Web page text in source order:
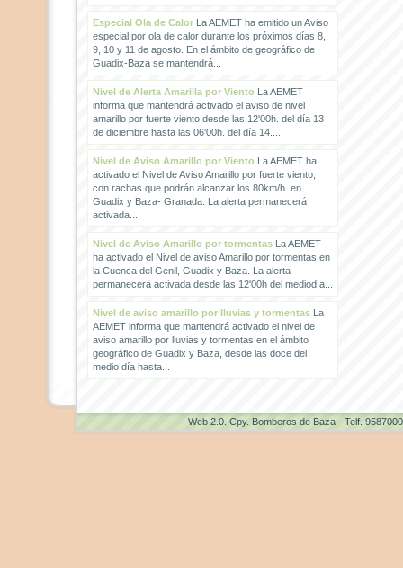
Especial Ola de CalorLa AEMET ha emitido un Aviso
especial por ola de calor durante los próximos días 8,
9, 10 y 11 de agosto. En el ámbito de geográfico de
Guadix-Baza se mantendrá...
Nivel de Alerta Amarilla por VientoLa AEMET
informa que mantendrá activado el aviso de nivel
amarillo por fuerte viento desde las 12'00h. del día 13
de diciembre hasta las 06'00h. del día 14....
Nivel de Aviso Amarillo por VientoLa AEMET ha
activado el Nivel de Aviso Amarillo por fuerte viento,
con rachas que podrán alcanzar los 80km/h. en
Guadix y Baza- Granada. La alerta permanecerá
activada...
Nivel de Aviso Amarillo por tormentasLa AEMET
ha activado el Nivel de aviso Amarillo por tormentas en
la Cuenca del Genil, Guadix y Baza. La alerta
permanecerá activada desde las 12'00h del mediodía...
Nivel de aviso amarillo por lluvias y tormentasLa
AEMET informa que mantendrá activado el nivel de
aviso amarillo por lluvias y tormentas en el ámbito
geográfico de Guadix y Baza, desde las doce del
medio día hasta...
Web 2.0 . Cpy. Bomberos de Baza - Telf.